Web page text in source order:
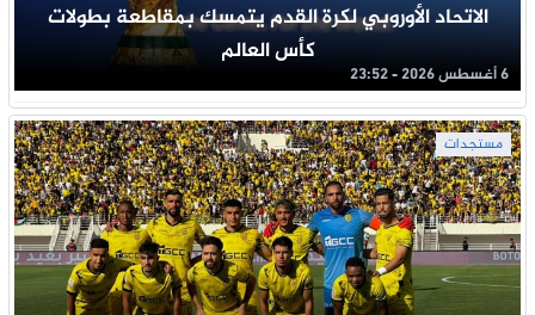
الاتحاد الأوروبي لكرة القدم يتمسك بمقاطعة بطولات
كأس العالم
6 أغسطس 2026 - 23:52
مستجدات